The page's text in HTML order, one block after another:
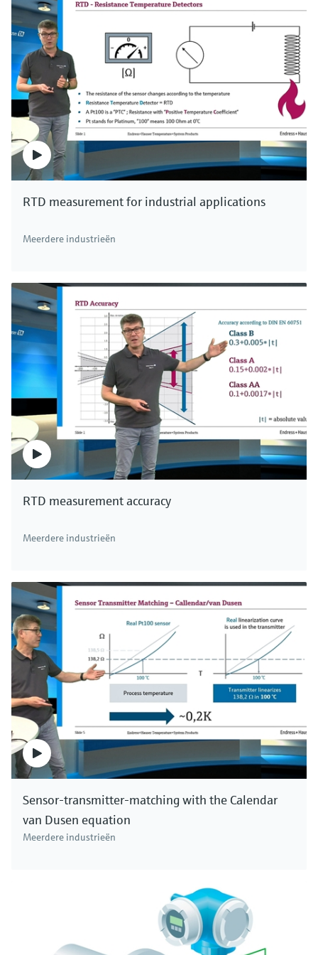
oplossing voor elke toepassing. Endress+Hauser.
RTD measurement for industrial applications
Meerdere industrieën
RTD measurement accuracy
Meerdere industrieën
Sensor-transmitter-matching with the Calendar
van Dusen equation
Meerdere industrieën